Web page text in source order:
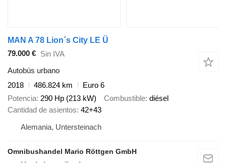
MAN A 78 Lion´s City LE Ü
79.000 € Sin IVA
Autobús urbano
2018
486.824 km
Euro 6
Potencia 290 Hp (213 kW) Combustible diésel
Cantidad de asientos 42+43
Alemania, Untersteinach
Omnibushandel Mario Röttgen GmbH